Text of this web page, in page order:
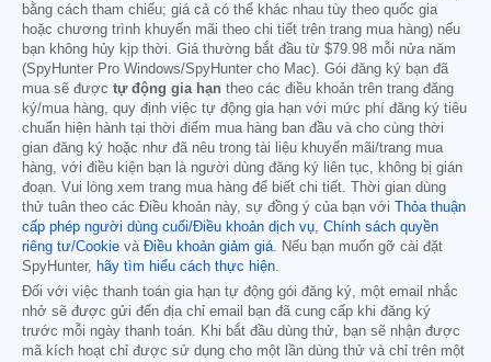
bằng cách tham chiếu; giá cả có thể khác nhau tùy theo quốc gia
hoặc chương trình khuyến mãi theo chi tiết trên trang mua hàng) nếu
bạn không hủy kịp thời. Giá thường bắt đầu từ $79.98 mỗi nửa năm
(SpyHunter Pro Windows/SpyHunter cho Mac). Gói đăng ký bạn đã
mua sẽ được tự động gia hạn theo các điều khoản trên trang đăng
ký/mua hàng, quy định việc tự động gia hạn với mức phí đăng ký tiêu
chuẩn hiện hành tại thời điểm mua hàng ban đầu và cho cùng thời
gian đăng ký hoặc như đã nêu trong tài liệu khuyến mãi/trang mua
hàng, với điều kiện bạn là người dùng đăng ký liên tục, không bị gián
đoạn. Vui lòng xem trang mua hàng để biết chi tiết. Thời gian dùng
thử tuân theo các Điều khoản này, sự đồng ý của bạn với
Thỏa thuận
cấp phép người dùng cuối/Điều khoản dịch vụ, Chính sách quyền
riêng tư/Cookie và Điều khoản giảm giá. Nếu bạn muốn gỡ cài đặt
SpyHunter, hãy tìm hiểu cách thực hiện.
Đối với việc thanh toán gia hạn tự động gói đăng ký, một email nhắc
nhở sẽ được gửi đến địa chỉ email bạn đã cung cấp khi đăng ký
trước mỗi ngày thanh toán. Khi bắt đầu dùng thử, bạn sẽ nhận được
mã kích hoạt chỉ được sử dụng cho một lần dùng thử và chỉ trên một